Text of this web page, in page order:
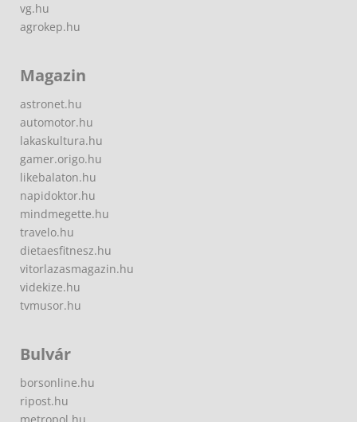
vg.hu
agrokep.hu
Magazin
astronet.hu
automotor.hu
lakaskultura.hu
gamer.origo.hu
likebalaton.hu
napidoktor.hu
mindmegette.hu
travelo.hu
dietaesfitnesz.hu
vitorlazasmagazin.hu
videkize.hu
tvmusor.hu
Bulvár
borsonline.hu
ripost.hu